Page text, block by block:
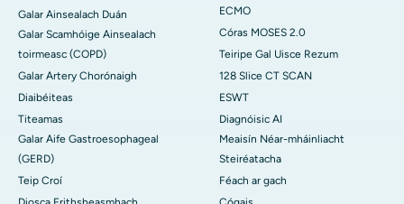
Galar Ainsealach Duán
Galar Scamhóige Ainsealach
toirmeasc (COPD)
Galar Artery Chorónaigh
Diaibéiteas
Titeamas
Galar Aife Gastroesophageal
(GERD)
Teip Croí
ECMO
Córas MOSES 2.0
Teiripe Gal Uisce Rezum
128 Slice CT SCAN
ESWT
Diagnóisic AI
Meaisín Néar-mháinliacht
Steiréatacha
Féach ar gach